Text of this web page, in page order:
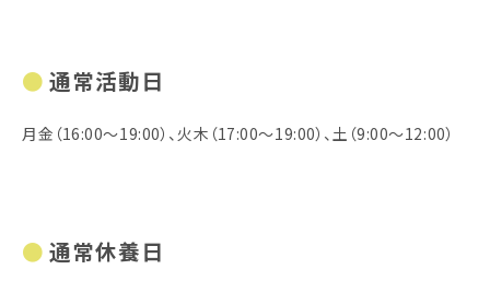
通常活動日
月金（16:00～19:00）、火木（17:00～19:00）、土（9:00～12:00）
通常休養日